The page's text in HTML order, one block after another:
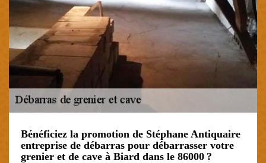
Bénéficiez la promotion de Stéphane Antiquaire
entreprise de débarras pour débarrasser votre
grenier et de cave à Biard dans le 86000 ?